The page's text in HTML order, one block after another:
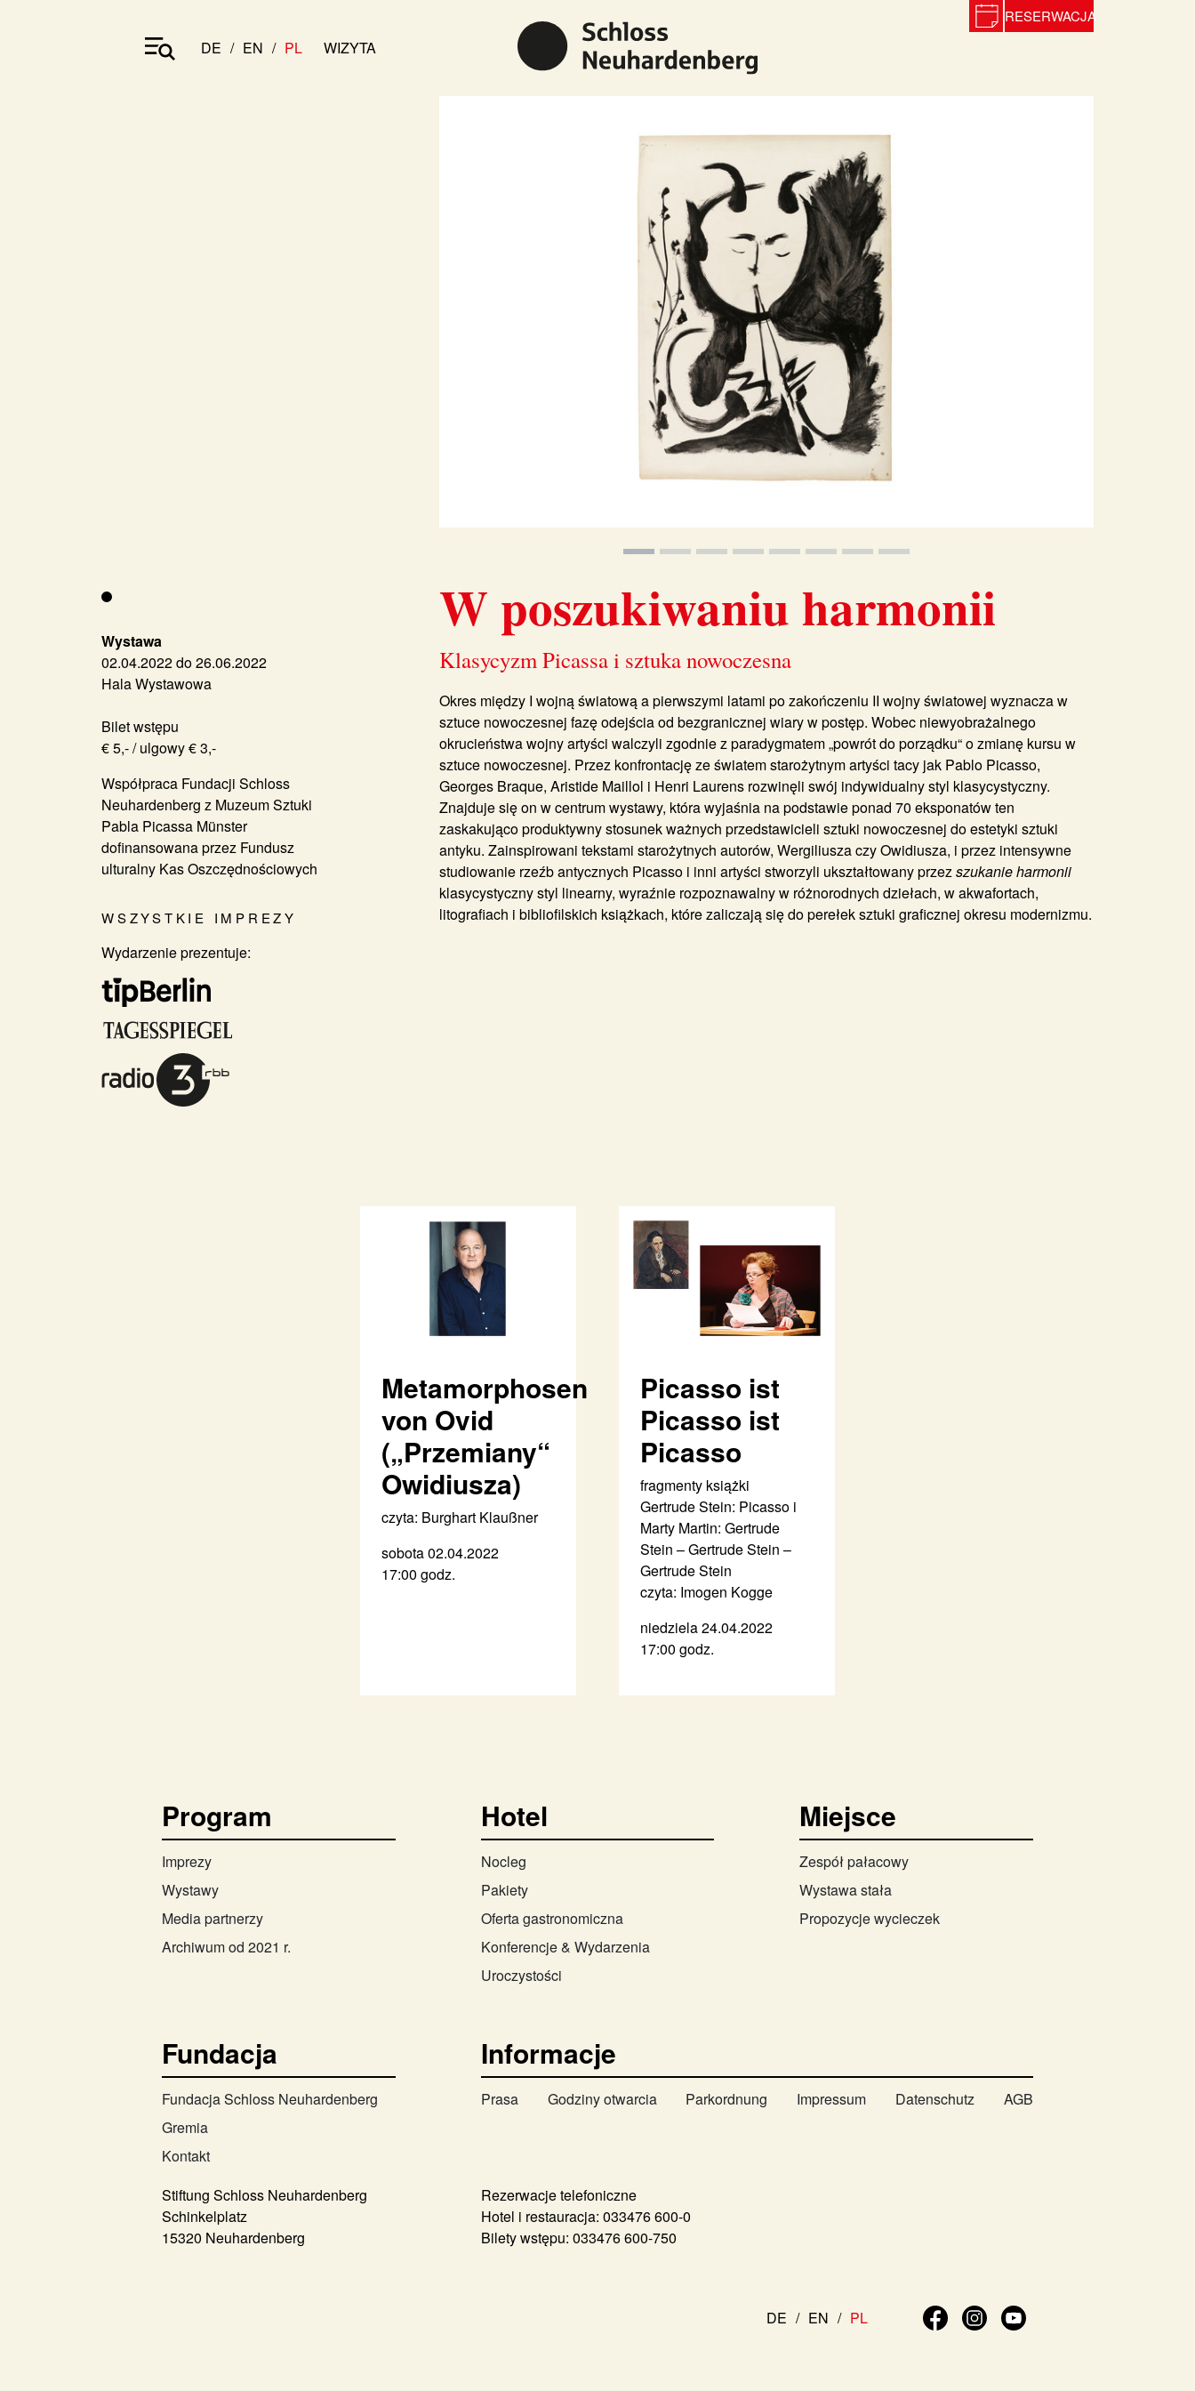
DE EN PL WIZYTA
RESERWACJA
Wystawa
02.04.2022 do 26.06.2022
Hala Wystawowa
Bilet wstępu
€ 5,- / ulgowy € 3,-
Współpraca Fundacji Schloss
Neuhardenberg z Muzeum Sztuki
Pabla Picassa Münster
dofinansowana przez Fundusz
ulturalny Kas Oszczędnościowych
WSZYSTKIE IMPREZY
Wydarzenie prezentuje:
W poszukiwaniu harmonii
Klasycyzm Picassa i sztuka nowoczesna
Okres między I wojną światową a pierwszymi latami po zakończeniu II wojny światowej wyznacza w
sztuce nowoczesnej fazę odejścia od bezgranicznej wiary w postęp. Wobec niewyobrażalnego
okrucieństwa wojny artyści walczyli zgodnie z paradygmatem „powrót do porządku“ o zmianę kursu w
sztuce nowoczesnej. Przez konfrontację ze światem starożytnym artyści tacy jak Pablo Picasso,
Georges Braque, Aristide Maillol i Henri Laurens rozwinęli swój indywidualny styl klasycystyczny.
Znajduje się on w centrum wystawy, która wyjaśnia na podstawie ponad 70 eksponatów ten
zaskakująco produktywny stosunek ważnych przedstawicieli sztuki nowoczesnej do estetyki sztuki
antyku. Zainspirowani tekstami starożytnych autorów, Wergiliusza czy Owidiusza, i przez intensywne
studiowanie rzeźb antycznych Picasso i inni artyści stworzyli ukształtowany przezszukanie harmonii
klasycystyczny styl linearny, wyraźnie rozpoznawalny w różnorodnych dziełach, w akwafortach,
litografiach i bibliofilskich książkach, które zaliczają się do perełek sztuki graficznej okresu modernizmu.
Metamorphosen
von Ovid
(„Przemiany“
Owidiusza)
czyta: Burghart Klaußner
sobota 02.04.2022
17:00 godz.
Picasso ist
Picasso ist
Picasso
fragmenty książki
Gertrude Stein: Picasso i
Marty Martin: Gertrude
Stein – Gertrude Stein –
Gertrude Stein
czyta: Imogen Kogge
niedziela 24.04.2022
17:00 godz.
Program
Imprezy
Wystawy
Media partnerzy
Archiwum od 2021 r.
Hotel
Nocleg
Pakiety
Oferta gastronomiczna
Konferencje & Wydarzenia
Uroczystości
Miejsce
Zespół pałacowy
Wystawa stała
Propozycje wycieczek
Fundacja
Fundacja Schloss Neuhardenberg
Gremia
Kontakt
Informacje
Prasa Godziny otwarcia Parkordnung Impressum Datenschutz AGB
Stiftung Schloss Neuhardenberg
Schinkelplatz
15320 Neuhardenberg
Rezerwacje telefoniczne
Hotel i restauracja: 033476 600-0
Bilety wstępu: 033476 600-750
DE EN PL